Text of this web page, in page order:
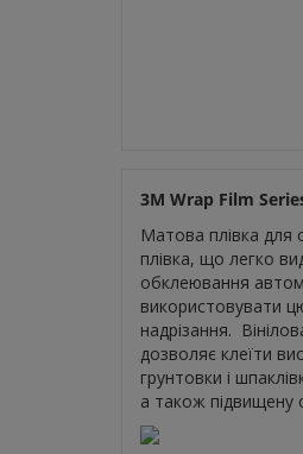
3M Wrap Film
Матова плівка для
плівка, що легко
обклеювання
використовувати
надрізання.
дозволяє клеїти
грунтовки і
а також підвищену